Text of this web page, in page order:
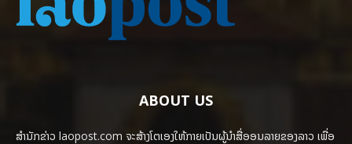
ABOUT US
ສຳນັກຂ່າວ laopost.com ຈະສ້າງໂຕເອງໃຫ້ກາຍເປັນຜູ້ນຳສື່ອອນລາຍຂອງລາວ ເພື່ອ